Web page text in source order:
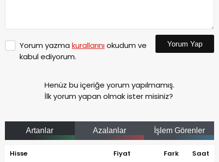
Yorum yazma kurallarınıokudum ve
kabul ediyorum.
Yorum Yap
Henüz bu içeriğe yorum yapılmamış.
İlk yorum yapan olmak ister misiniz?
Artanlar Azalanlar İşlem Görenler
Hisse Fiyat Fark Saat